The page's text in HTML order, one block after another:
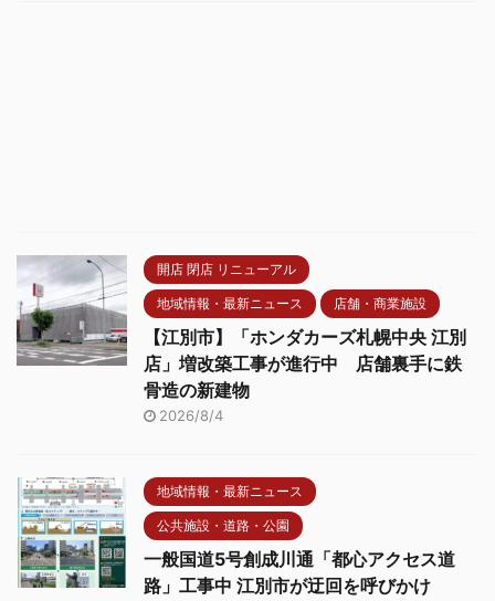
開店 閉店 リニューアル
地域情報・最新ニュース 店舗・商業施設
【江別市】「ホンダカーズ札幌中央 江別
店」増改築工事が進行中 店舗裏手に鉄
骨造の新建物
2026/8/4
地域情報・最新ニュース
公共施設・道路・公園
一般国道5号創成川通「都心アクセス道
路」工事中 江別市が迂回を呼びかけ